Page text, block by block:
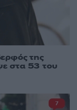
της
στα 53 του
7